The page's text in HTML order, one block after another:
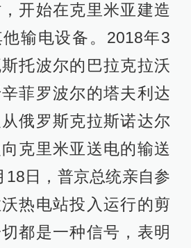
开始在克里米亚建造
输电设备。2018年3
托波尔的巴拉克拉沃
菲罗波尔的塔夫利达
俄罗斯克拉斯诺达尔
克里米亚送电的输送
18日，普京总统亲自参
热电站投入运行的剪
都是一种信号，表明